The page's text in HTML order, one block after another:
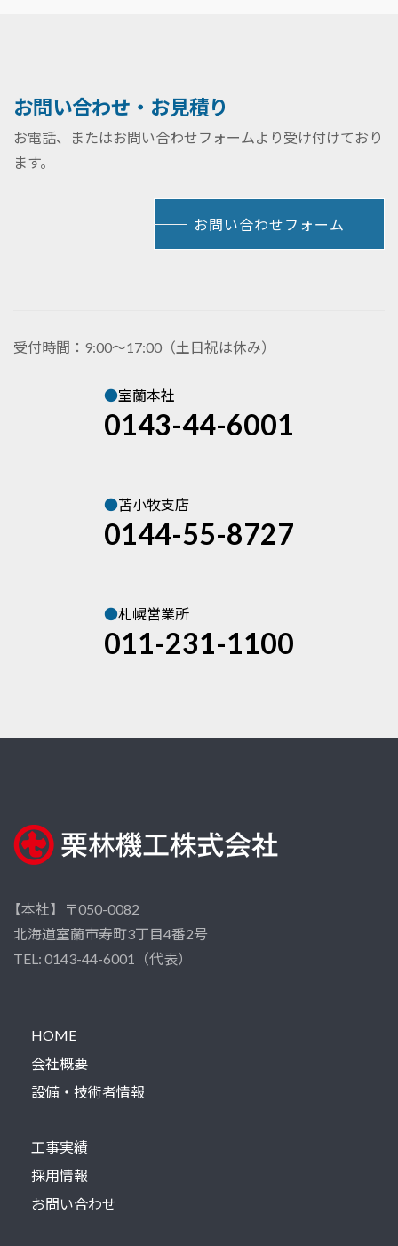
お問い合わせ・お見積り
お電話、またはお問い合わせフォームより受け付けており
ます。
お問い合わせフォーム
受付時間：9:00～17:00（土日祝は休み）
●室蘭本社
0143-44-6001
●苫小牧支店
0144-55-8727
●札幌営業所
011-231-1100
【本社】〒050-0082
北海道室蘭市寿町3丁目4番2号
TEL: 0143-44-6001（代表）
HOME
会社概要
設備・技術者情報
工事実績
採用情報
お問い合わせ